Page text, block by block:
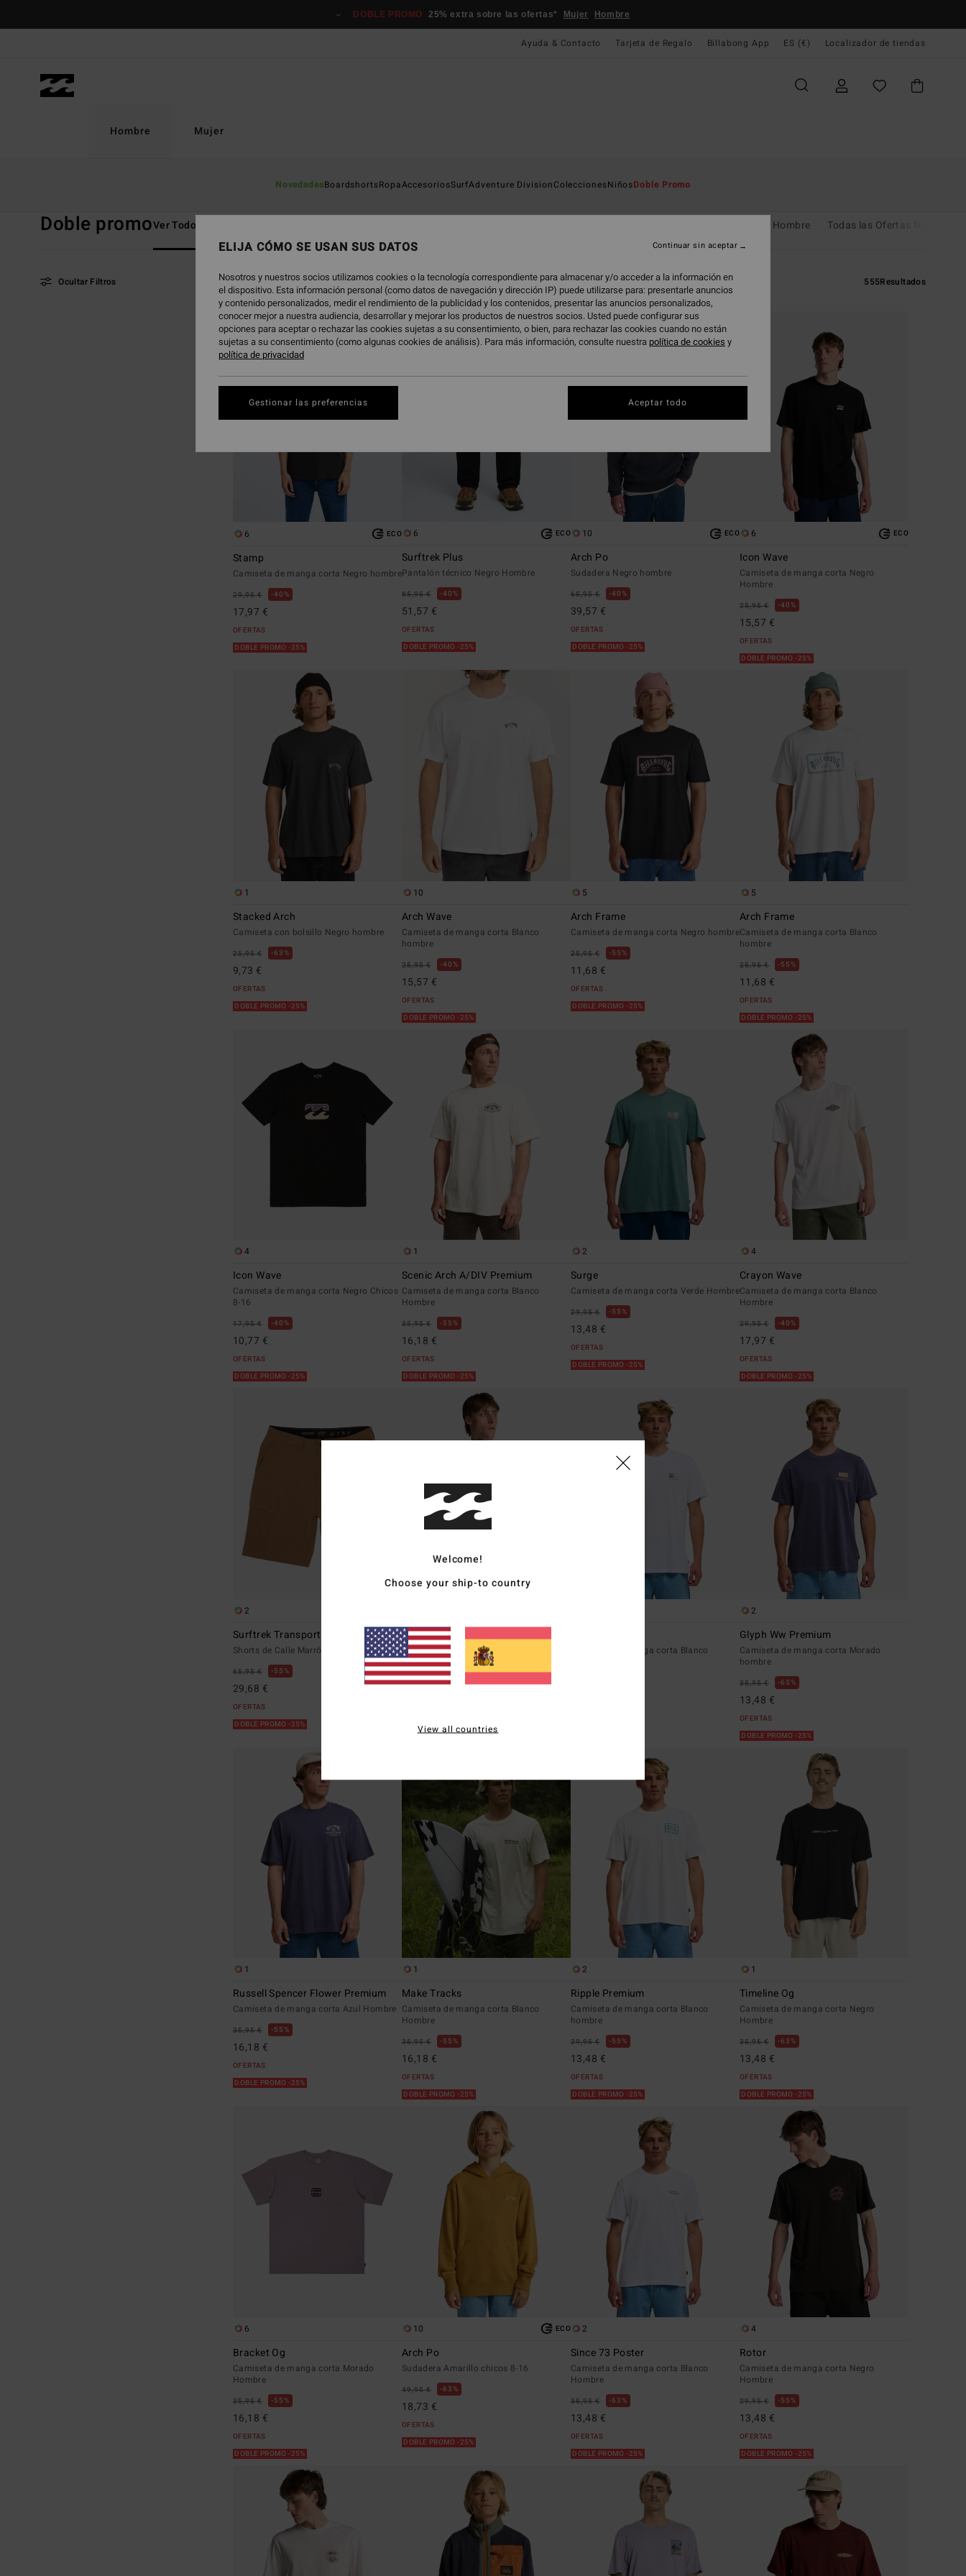
DOBLE PROMO 25% extra sobre las ofertas* Mujer Hombre
Ayuda & Contacto Tarjeta de Regalo Billabong App ES (€) Localizador de tiendas
Hombre
NovedadesBoardshortsRopaAccesoriosSurfAdventure DivisionColeccionesNiñosDoble Promo
Mujer
Doble promoVer Todo Todas las Ofertas Hombre Todas las Ofertas Niños
Ocultar Filtros 555Resultados
Saltar
a
criterios
búsqueda
Ir
a
ordenar
6 ECO
Stamp
Camiseta de manga corta Negro hombre
29,95 € 40%
17,97 €
OFERTAS
DOBLE PROMO -25%
6 ECO
Surftrek Plus
Pantalón técnico Negro Hombre
85,95 € 40%
51,57 €
OFERTAS
DOBLE PROMO -25%
10 ECO
Arch Po
Sudadera Negro hombre
65,95 € 40%
39,57 €
OFERTAS
DOBLE PROMO -25%
6 ECO
Icon Wave
Camiseta de manga corta Negro
Hombre
25,95 € 40%
15,57 €
OFERTAS
DOBLE PROMO -25%
1
Stacked Arch
Camiseta con bolsillo Negro hombre
25,95 € 63%
9,73 €
OFERTAS
DOBLE PROMO -25%
10
Arch Wave
Camiseta de manga corta Blanco
hombre
25,95 € 40%
15,57 €
OFERTAS
DOBLE PROMO -25%
5
Arch Frame
Camiseta de manga corta Negro hombre
25,95 € 55%
11,68 €
OFERTAS
DOBLE PROMO -25%
5
Arch Frame
Camiseta de manga corta Blanco
hombre
25,95 € 55%
11,68 €
OFERTAS
DOBLE PROMO -25%
4
Icon Wave
Camiseta de manga corta Negro Chicos
8-16
17,95 € 40%
10,77 €
OFERTAS
DOBLE PROMO -25%
1
Scenic Arch A/DIV Premium
Camiseta de manga corta Blanco
Hombre
35,95 € 55%
16,18 €
OFERTAS
DOBLE PROMO -25%
2
Surge
Camiseta de manga corta Verde Hombre
29,95 € 55%
13,48 €
OFERTAS
DOBLE PROMO -25%
4
Crayon Wave
Camiseta de manga corta Blanco
Hombre
29,95 € 40%
17,97 €
OFERTAS
DOBLE PROMO -25%
2
Surftrek Transport 19"
Shorts de Calle Marrón Hombre
65,95 € 55%
29,68 €
OFERTAS
DOBLE PROMO -25%
Runner Up
Camiseta de manga corta Blanco
Hombre
29,95 € 55%
DOBLE PROMO -25%
Camiseta de manga corta Blanco
2
Glyph Ww Premium
Camiseta de manga corta Morado
hombre
35,95 € 63%
13,48 €
OFERTAS
DOBLE PROMO -25%
1
Russell Spencer Flower Premium
Camiseta de manga corta Azul Hombre
35,95 € 55%
16,18 €
OFERTAS
DOBLE PROMO -25%
1
Make Tracks
Camiseta de manga corta Blanco
Hombre
35,95 € 55%
16,18 €
OFERTAS
DOBLE PROMO -25%
2
Ripple Premium
Camiseta de manga corta Blanco
hombre
29,95 € 55%
13,48 €
OFERTAS
DOBLE PROMO -25%
1
Timeline Og
Camiseta de manga corta Negro
Hombre
35,95 € 63%
13,48 €
OFERTAS
DOBLE PROMO -25%
6
Bracket Og
Camiseta de manga corta Morado
Hombre
35,95 € 55%
16,18 €
OFERTAS
DOBLE PROMO -25%
10 ECO
Arch Po
Sudadera Amarillo chicos 8-16
49,95 € 63%
18,73 €
OFERTAS
DOBLE PROMO -25%
2
Since 73 Poster
Camiseta de manga corta Blanco
Hombre
35,95 € 63%
13,48 €
OFERTAS
DOBLE PROMO -25%
4
Rotor
Camiseta de manga corta Negro
Hombre
29,95 € 55%
13,48 €
OFERTAS
DOBLE PROMO -25%
Welcome!
Choose your ship-to country
View all countries
ELIJA CÓMO SE USAN SUS DATOS
Nosotros y nuestros socios utilizamos cookies o la tecnología correspondiente para almacenar y/o acceder a la información en
el dispositivo. Esta información personal (como datos de navegación y dirección IP) puede utilizarse para: presentarle anuncios
y contenido personalizados, medir el rendimiento de la publicidad y los contenidos, presentar las anuncios personalizados,
conocer mejor a nuestra audiencia, desarrollar y mejorar los productos de nuestros socios. Usted puede configurar sus
opciones para aceptar o rechazar las cookies sujetas a su consentimiento, o bien, para rechazar las cookies cuando no están
sujetas a su consentimiento (como algunas cookies de análisis). Para más información, consulte nuestra política de cookies y
política de privacidad
Gestionar las preferencias
Continuar sin aceptar
Aceptar todo